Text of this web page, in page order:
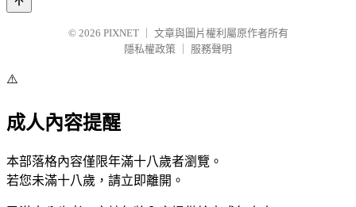
© 2026 PIXNET
文章與圖片權利屬原作者所有
隱私權政策
服務聲明
⚠️
成人內容提醒
本部落格內容僅限年滿十八歲者瀏覽。
若您未滿十八歲，請立即離開。